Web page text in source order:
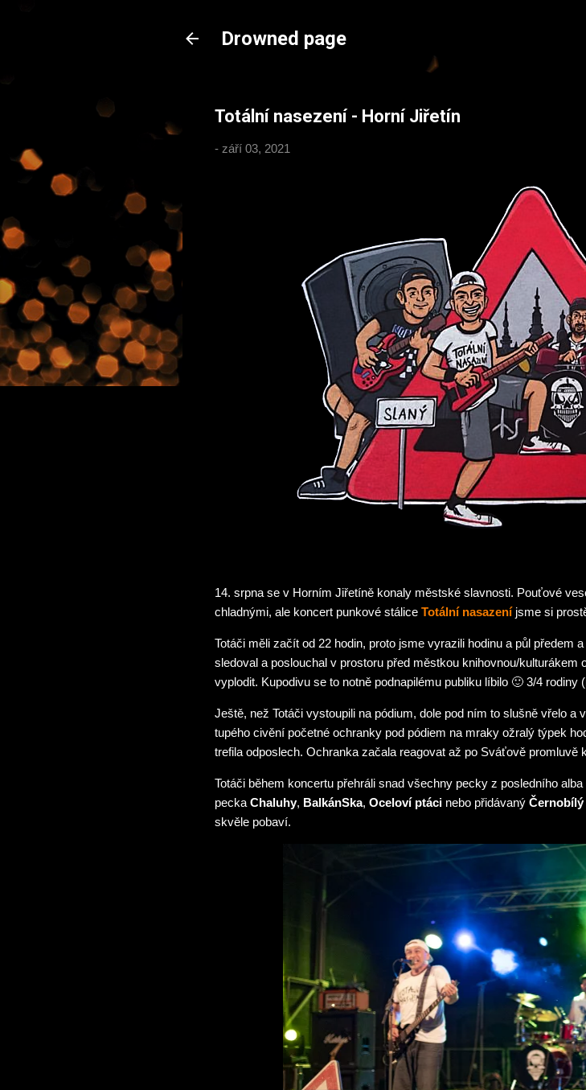
Drowned page
Totální nasezení - Horní Jiřetín
- září 03, 2021
14. srpna se v Horním Jiřetíně konaly městské slavnosti. Pouťové
chladnými, ale koncert punkové stálice Totální nasazeníjsme si
Totáči měli začít od 22 hodin, proto jsme vyrazili hodinu a půl předem
sledoval a poslouchal v prostoru před městkou knihovnou/kulturákem
vyplodit. Kupodivu se to notně podnapilému publiku líbilo 🙂 3/4
Ještě, než Totáči vystoupili na pódium, dole pod ním to slušně vřelo
tupého civění početné ochranky pod pódiem na mraky ožralý týpek
trefila odposlech. Ochranka začala reagovat až po Sváťově promluvě
Totáči během koncertu přehráli snad všechny pecky z posledního alba
pecka Chaluhy, BalkánSka, Oceloví ptáci nebo přidávaný Černobílý
skvěle pobaví.